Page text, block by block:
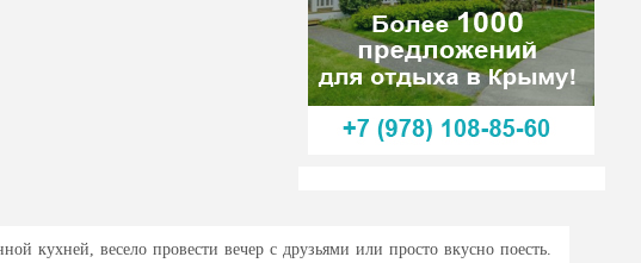
кухней, весело провести вечер с друзьями или просто вкусно поесть.